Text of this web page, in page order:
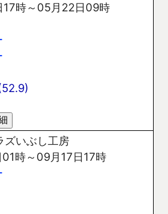
時～05月22日09時
ズいぶし工房
時～09月17日17時